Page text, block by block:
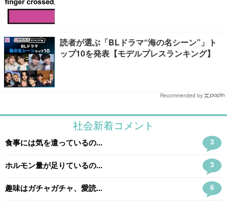
読者が選ぶ「BLドラマ“海の名シーン”」ト
ップ10を発表【モデルプレスランキング】
Recommended by